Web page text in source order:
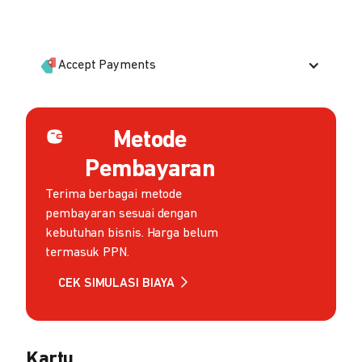
Accept Payments
Metode
Pembayaran
Terima berbagai metode
pembayaran sesuai dengan
kebutuhan bisnis. Harga belum
termasuk PPN.
CEK SIMULASI BIAYA